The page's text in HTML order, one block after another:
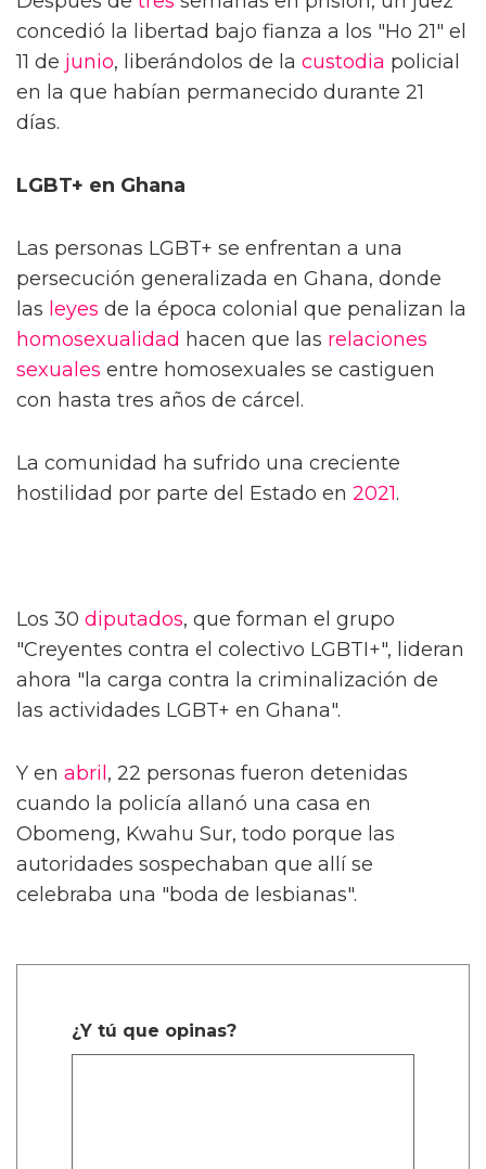
concedió la libertad bajo fianza a los "Ho 21" el
11 de junio, liberándolos de la custodia policial
en la que habían permanecido durante 21
días.
LGBT+ en Ghana
Las personas LGBT+ se enfrentan a una
persecución generalizada en Ghana, donde
las leyes de la época colonial que penalizan la
homosexualidad hacen que las relaciones
sexuales entre homosexuales se castiguen
con hasta tres años de cárcel.
La comunidad ha sufrido una creciente
hostilidad por parte del Estado en 2021.
Los 30 diputados, que forman el grupo
"Creyentes contra el colectivo LGBTI+", lideran
ahora "la carga contra la criminalización de
las actividades LGBT+ en Ghana".
Y en abril , 22 personas fueron detenidas
cuando la policía allanó una casa en
Obomeng, Kwahu Sur, todo porque las
autoridades sospechaban que allí se
celebraba una "boda de lesbianas".
¿Y tú que opinas?